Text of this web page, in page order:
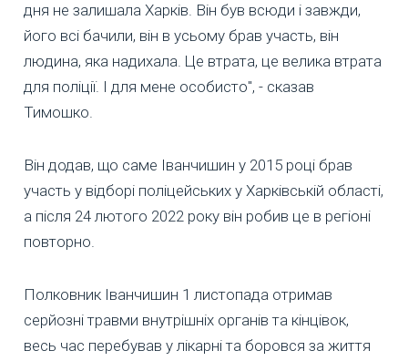
дня не залишала Харків. Він був всюди і завжди,
його всі бачили, він в усьому брав участь, він
людина, яка надихала. Це втрата, це велика втрата
для поліції. І для мене особисто", - сказав
Тимошко.
Він додав, що саме Іванчишин у 2015 році брав
участь у відборі поліцейських у Харківській області,
а після 24 лютого 2022 року він робив це в регіоні
повторно.
Полковник Іванчишин 1 листопада отримав
серйозні травми внутрішніх органів та кінцівок,
весь час перебував у лікарні та боровся за життя